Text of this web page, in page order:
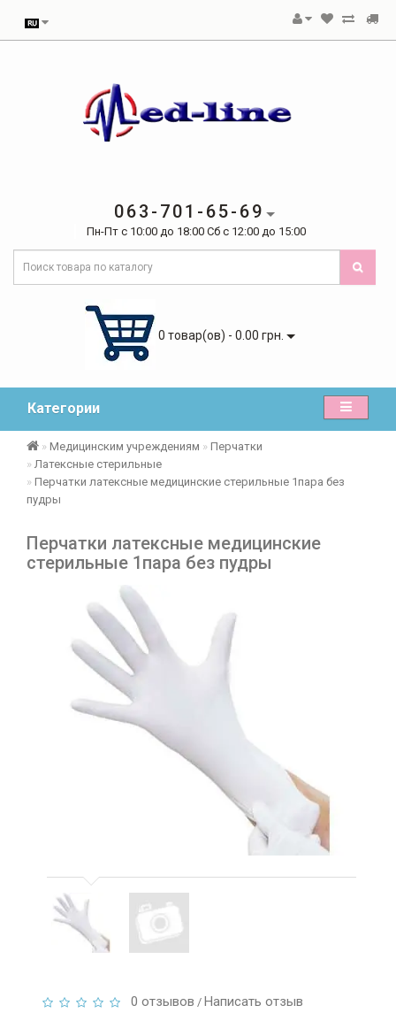
063-701-65-69
Пн-Пт с 10:00 до 18:00 Сб с 12:00 до 15:00
0 товар(ов) - 0.00 грн.
Категории
Медицинским учреждениям
Перчатки
Латексные стерильные
Перчатки латексные медицинские стерильные 1пара без
пудры
Перчатки латексные медицинские
стерильные 1пара без пудры
0 отзывов / Написать отзыв